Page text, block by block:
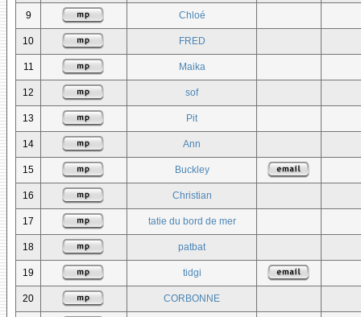
9 Chloé
10 FRED
11 Maika
12 sof
13 Pit
14 Ann
15 Buckley
16 Christian
17 tatie du bord de mer
18 patbat
19 tidgi
20 CORBONNE